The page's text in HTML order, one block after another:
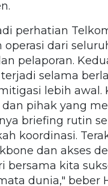
perhatian
operasi dari
pelaporan.
selama
lebih awal.
pihak yang
briefing rutin
koordinasi.
dan akses
bersama kita
dunia," beber